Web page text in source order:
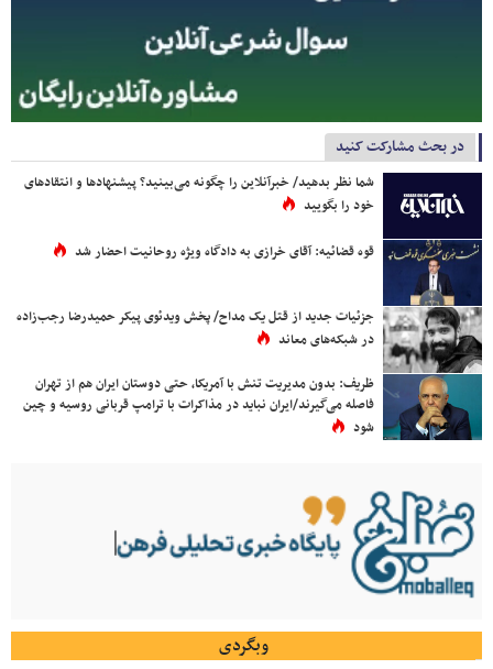
در بحث مشارکت کنید
شما نظر بدهید/ خبرآنلاین را چگونه می‌بینید؟ پیشنهادها و انتقادهای
خود را بگویید
قوه قضائیه: آقای خرازی به دادگاه ویژه روحانیت احضار شد
جزئیات جدید از قتل یک مداح/ پخش ویدئوی پیکر حمیدرضا رجب‌زاده
در شبکه‌های معاند
ظریف: بدون مدیریت تنش با آمریکا، حتی دوستان ایران هم از تهران
فاصله می‌گیرند/ایران نباید در مذاکرات با ترامپ قربانی روسیه و چین
شود
وبگردی